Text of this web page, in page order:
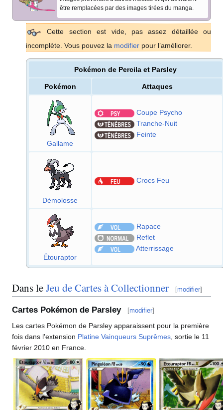
être remplacées par des images tirées du manga.
Cette section est vide, pas assez détaillée ou
incomplète. Vous pouvez la modifier pour l’améliorer.
Pokémon de Percila et Parsley
Pokémon Attaques
Gallame
Coupe Psycho
Tranche-Nuit
Feinte
Démolosse
Crocs Feu
Étouraptor
Rapace
Reflet
Atterrissage
Dans leJeu de Cartes à Collectionner [modifier]
Cartes Pokémon de Parsley [modifier]
Les cartes Pokémon de Parsley apparaissent pour la première
fois dans l'extension Platine Vainqueurs Suprêmes , sortie le 11
février 2010 en France.